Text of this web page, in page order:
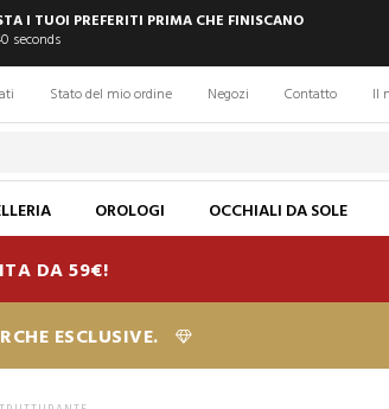
I TUOI PREFERITI PRIMA CHE FINISCANO
seconds
Stato del mio ordine Negozi Contatto Il
OROLOGI OCCHIALI DA SOLE
DA 59€!
ESCLUSIVE.